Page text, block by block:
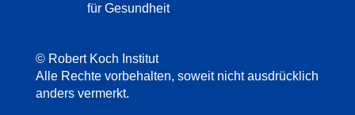
für Gesundheit
© Robert Koch Institut
Alle Rechte vorbehalten, soweit nicht ausdrücklich
anders vermerkt.